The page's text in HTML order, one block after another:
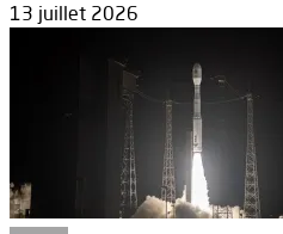
13 juillet 2026